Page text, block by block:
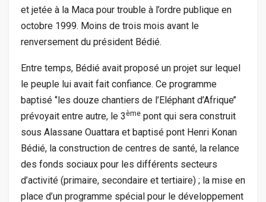
et jetée à la Maca pour trouble à l’ordre publique en
octobre 1999. Moins de trois mois avant le
renversement du président Bédié.
Entre temps, Bédié avait proposé un projet sur lequel
le peuple lui avait fait confiance. Ce programme
baptisé ‘’les douze chantiers de l’Eléphant d’Afrique’’
prévoyait entre autre, le 3 ème pont qui sera construit
sous Alassane Ouattara et baptisé pont Henri Konan
Bédié, la construction de centres de santé, la relance
des fonds sociaux pour les différents secteurs
d’activité (primaire, secondaire et tertiaire) ; la mise en
place d’un programme spécial pour le développement